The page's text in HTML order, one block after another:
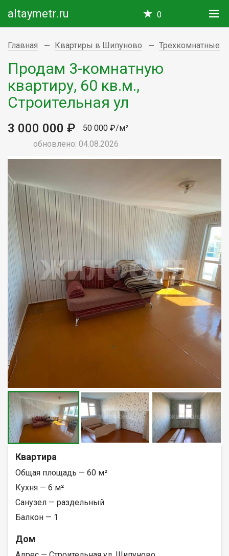
altaymetr.ru 0
Главная Квартиры в Шипуново Трехкомнатные
Продам 3-комнатную
квартиру, 60 кв.м.,
Строительная ул
3 000 000 ₽
50 000 ₽/м²
обновлено: 04.08.2026
Квартира
Общая площадь — 60 м²
Кухня — 6 м²
Санузел — раздельный
Балкон — 1
Дом